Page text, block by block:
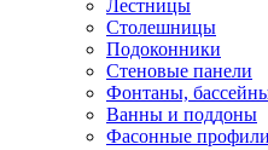
Лестницы
Столешницы
Подоконники
Стеновые панели
Фонтаны,
Ванны и поддоны
Фасонные профили